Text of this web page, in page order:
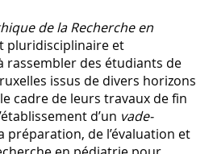
de la Recherche en
pluridisciplinaire et
rassembler des étudiants de
issus de divers horizons
cadre de leurs travaux de fin
d’un vade-
préparation, de l’évaluation et